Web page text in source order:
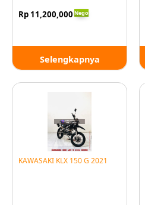
Rp 11,200,000 Nego
Selengkapnya
KAWASAKI KLX 150 G 2021